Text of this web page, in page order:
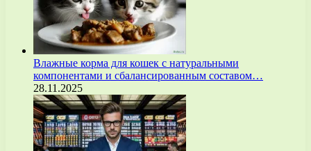
Влажные корма для кошек с натуральными
компонентами и сбалансированным составом…
28.11.2025